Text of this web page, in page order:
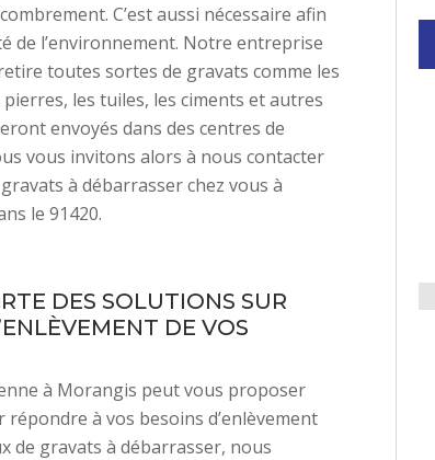
C’est aussi nécessaire afin
de l’environnement. Notre entreprise
toutes sortes de gravats comme les
les tuiles, les ciments et autres
envoyés dans des centres de
vous invitons alors à nous contacter
à débarrasser chez vous à
le 91420.
DES SOLUTIONS SUR
DE VOS
à Morangis peut vous proposer
à vos besoins d’enlèvement
de gravats à débarrasser, nous